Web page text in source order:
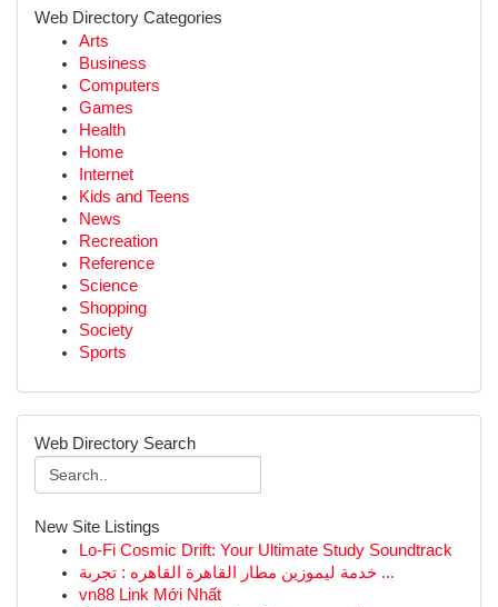
Web Directory Categories
Arts
Business
Computers
Games
Health
Home
Internet
Kids and Teens
News
Recreation
Reference
Science
Shopping
Society
Sports
Web Directory Search
New Site Listings
Lo-Fi Cosmic Drift: Your Ultimate Study Soundtrack
خدمة ليموزين مطار القاهرة القاهره : تجربة ...
vn88 Link Mới Nhất